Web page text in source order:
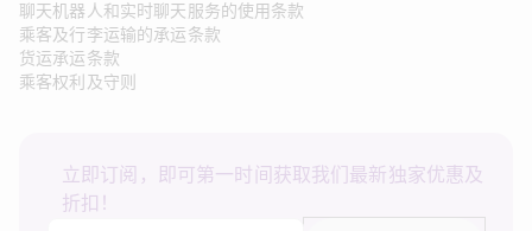
聊天机器人和实时聊天服务的使用条款
乘客及行李运输的承运条款
货运承运条款
乘客权利及守则
立即订阅，即可第一时间获取我们最新独家优惠及
折扣！